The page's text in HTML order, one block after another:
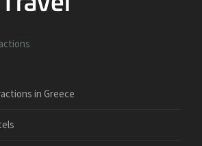
in Greece